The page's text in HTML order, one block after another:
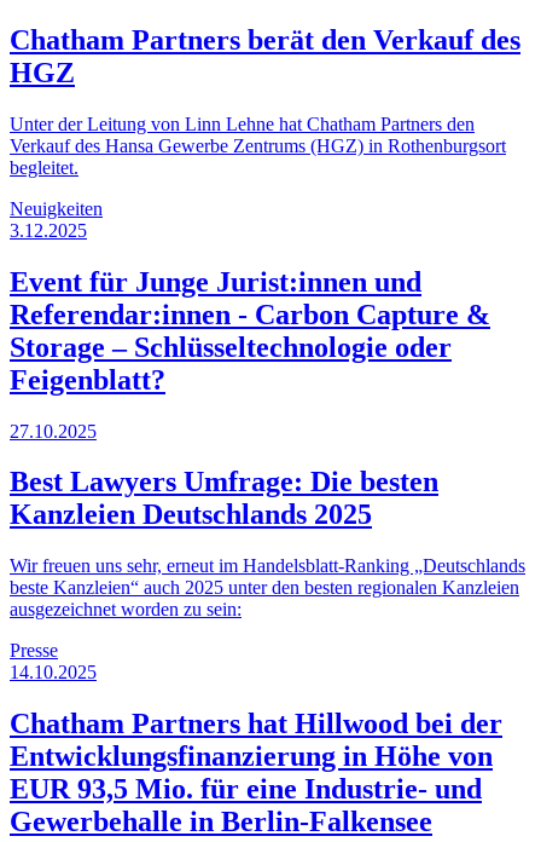
Chatham Partners berät den Verkauf des
HGZ
Unter der Leitung von Linn Lehne hat Chatham Partners den
Verkauf des Hansa Gewerbe Zentrums (HGZ) in Rothenburgsort
begleitet.
Neuigkeiten
3.12.2025
Event für Junge Jurist:innen und
Referendar:innen - Carbon Capture &
Storage – Schlüsseltechnologie oder
Feigenblatt?
27.10.2025
Best Lawyers Umfrage: Die besten
Kanzleien Deutschlands 2025
Wir freuen uns sehr, erneut im Handelsblatt-Ranking „Deutschlands
beste Kanzleien“ auch 2025 unter den besten regionalen Kanzleien
ausgezeichnet worden zu sein:
Presse
14.10.2025
Chatham Partners hat Hillwood bei der
Entwicklungsfinanzierung in Höhe von
EUR 93,5 Mio. für eine Industrie- und
Gewerbehalle in Berlin-Falkensee